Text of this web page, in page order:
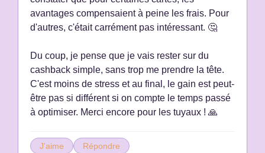
avantages compensaient à peine les frais. Pour
d'autres, c'était carrément pas intéressant. 🤔
Du coup, je pense que je vais rester sur du
cashback simple, sans trop me prendre la tête.
C'est moins de stress et au final, le gain est peut-
être pas si différent si on compte le temps passé
à optimiser. Merci encore pour les tuyaux ! 🙏
J'aime Répondre